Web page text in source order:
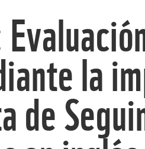
la
de